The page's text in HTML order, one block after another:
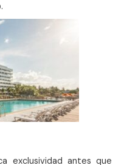
exclusividad antes que